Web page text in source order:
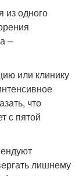
из одного
–
или клинику
что
с пятой
лишнему